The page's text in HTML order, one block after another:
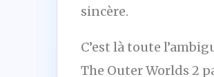
sincère.
C’est là toute
The Outer Worlds 2